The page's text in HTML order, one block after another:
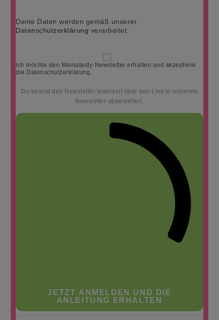
Deine Daten werden gemäß unserer
Datenschutzerklärung verarbeitet.
Ich möchte den Mamatasty-Newsletter erhalten und akzeptiere
die Datenschutzerklärung.
Du kannst den Newsletter jederzeit über den Link in unserem
Newsletter abbestellen.
JETZT ANMELDEN UND DIE
ANLEITUNG ERHALTEN